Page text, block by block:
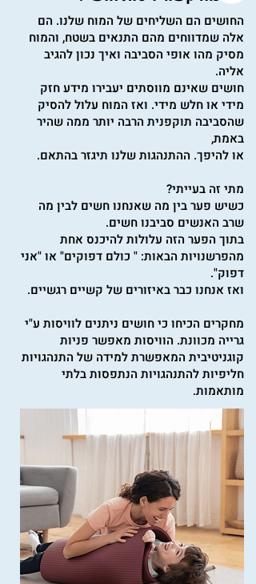
החושים הם השליחים של המוח שלנו. הם
אלה שמדווחים מהם התנאים בשטח, והמוח
מסיק מהו אופי הסביבה ואיך נכון להגיב
אליה.
חושים שאינם מווסתים יעבירו מידע חזק
מידי או חלש מידי. ואז המוח עלול להסיק
שהסביבה תוקפנית הרבה יותר ממה שהיר
באמת,
או להיפך. ההתנהגות שלנו תיגזר בהתאם.
מתי זה בעייתי?
כשיש פער בין מה שאנחנו חשים לבין מה
שרב האנשים סביבנו חשים.
בתוך הפער הזה עלולות להיכנס אחת
מהפרשנויות הבאות: " כולם דפוקים" או "אני
דפוק".
ואז אנחנו כבר באיזורים של קשיים רגשיים.
מחקרים הכיחו כי חושים ניתנים לוויסות ע"י
גרייה מכוונת. הוויסות מאפשר פניות
קוגניטיבית המאפשרת למידה של התנהגויות
חליפיות להתנהגויות הנתפסות בלתי
מותאמות.